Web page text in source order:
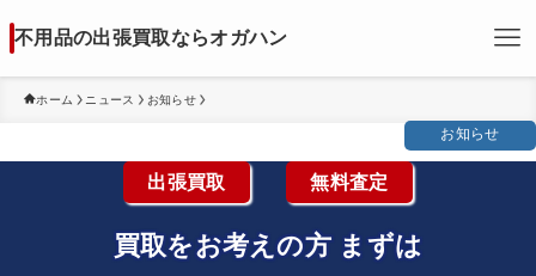
不用品の出張買取ならオガハン
ホーム ニュース お知らせ
出張買取 無料査定
買取をお考えの方 まずは
お知らせ